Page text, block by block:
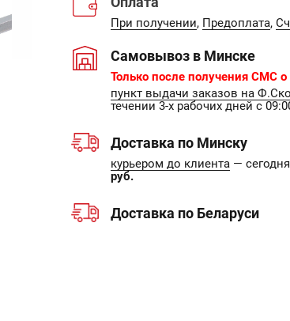
При получении, Предоплата,
Самовывоз в Минске
Только после получения СМС о
пункт выдачи заказов на
течении 3-х рабочих дней с
Доставка по Минску
курьером до клиента —
руб.
Доставка по Беларуси